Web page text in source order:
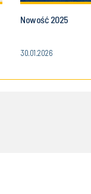
Nowość 2025
30.01.2026